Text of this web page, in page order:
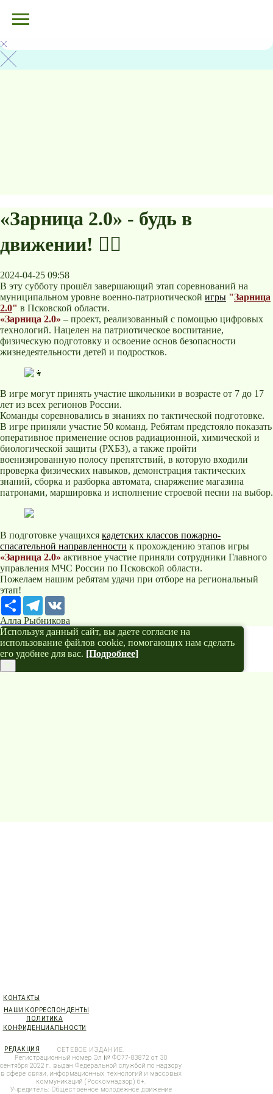
«Зарница 2.0» - будь в
движении! 🏃‍♂
2024-04-25 09:58
В эту субботу прошёл завершающий этап соревнований на
муниципальном уровне военно-патриотической игры "Зарница
2.0" в Псковской области.
«Зарница 2.0» – проект, реализованный с помощью цифровых
технологий. Нацелен на патриотическое воспитание,
физическую подготовку и освоение основ безопасности
жизнедеятельности детей и подростков.
В игре могут принять участие школьники в возрасте от 7 до 17
лет из всех регионов России.
Команды соревновались в знаниях по тактической подготовке.
В игре приняли участие 50 команд. Ребятам предстояло показать
оперативное применение основ радиационной, химической и
биологической защиты (РХБЗ), а также пройти
военизированную полосу препятствий, в которую входили
проверка физических навыков, демонстрация тактических
знаний, сборка и разборка автомата, снаряжение магазина
патронами, маршировка и исполнение строевой песни на выбор.
В подготовке учащихся кадетских классов пожарно-
спасательной направленности к прохождению этапов игры
«Зарница 2.0» активное участие приняли сотрудники Главного
управления МЧС России по Псковской области.
Пожелаем нашим ребятам удачи при отборе на региональный
этап!
РесурсTelegram
Алла Рыбникова
Используя данный сайт, вы даете согласие на
использование файлов cookie, помогающих нам сделать
его удобнее для вас. [Подробнее]
КОНТАКТЫ
НАШИ КОРРЕСПОНДЕНТЫ
ПОЛИТИКА
КОНФИДЕНЦИАЛЬНОСТИ
РЕДАКЦИЯ
СЕТЕВОЕ ИЗДАНИЕ.
Регистрационный номер Эл № ФС77-83872 от 30
сентября 2022 г. выдан Федеральной службой по надзору
в сфере связи, информационных технологий и массовых
коммуникаций (Роскомнадзор) 6+.
Учредитель: Общественное молодежное движение